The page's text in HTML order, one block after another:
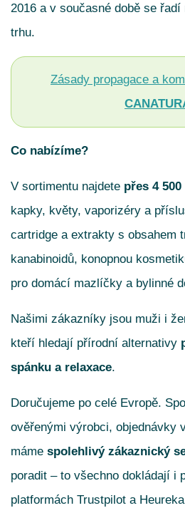
2016 a v současné době se
trhu.
Zásady propagace a
Co nabízíme?
V sortimentu najdete přes 4
kapky, květy, vaporizéry a
cartridge a extrakty s obsahem
kanabinoidů, konopnou
pro domácí mazlíčky a bylinné
Našimi zákazníky jsou muži i
kteří hledají přírodní alternativy
spánku a relaxace.
Doručujeme po celé Evropě.
ověřenými výrobci, objednávky
máme spolehlivý zákaznický
poradit – to všechno dokládají i
platformách Trustpilot a